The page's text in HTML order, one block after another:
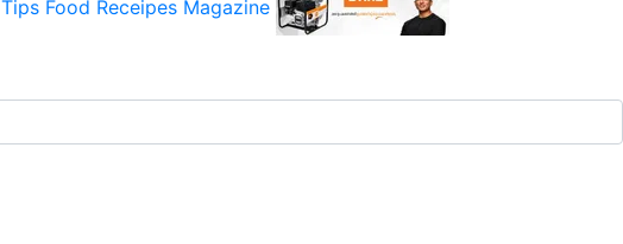
Food Receipes Magazine